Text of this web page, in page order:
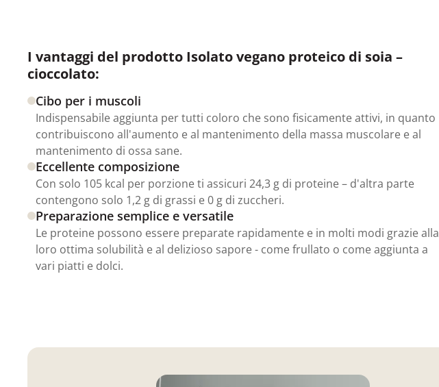
I vantaggi del prodotto Isolato vegano proteico di soia –
cioccolato:
Cibo per i muscoli
Indispensabile aggiunta per tutti coloro che sono fisicamente attivi, in quanto
contribuiscono all'aumento e al mantenimento della massa muscolare e al
mantenimento di ossa sane.
Eccellente composizione
Con solo 105 kcal per porzione ti assicuri 24,3 g di proteine – d'altra parte
contengono solo 1,2 g di grassi e 0 g di zuccheri.
Preparazione semplice e versatile
Le proteine possono essere preparate rapidamente e in molti modi grazie alla
loro ottima solubilità e al delizioso sapore - come frullato o come aggiunta a
vari piatti e dolci.